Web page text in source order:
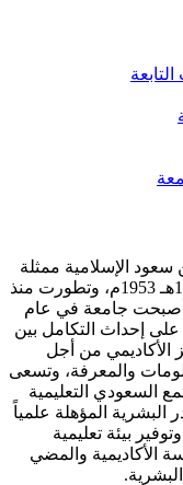
الإسلامية ممثلة
في كلية الشريعة في سنة 1373هـ 1953م، وتطورت منذ
جامعة في عام
على إحداث التكامل بين
الأكاديمي من أجل
والمعرفة، وتسعى
السعودي التعليمية
البشرية المؤهلة علمياً
بيئة تعليمية
الأكاديمية والمضي